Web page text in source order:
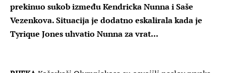
prekinuo sukob između Kendricka Nunna i Saše
Vezenkova. Situacija je dodatno eskalirala kada je
Tyrique Jones uhvatio Nunna za vrat...